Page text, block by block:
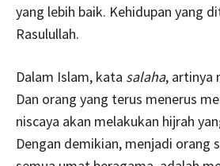
yang lebih baik. Kehidupan yang
Rasulullah.
Dalam Islam, kata salaha, artinya
Dan orang yang terus menerus
niscaya akan melakukan hijrah
Dengan demikian, menjadi orang